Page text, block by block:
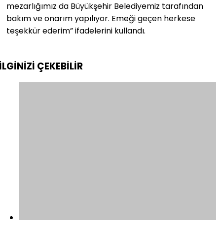
mezarlığımız da Büyükşehir Belediyemiz tarafından
bakım ve onarım yapılıyor. Emeği geçen herkese
teşekkür ederim” ifadelerini kullandı.
ÇEKEBİLİR